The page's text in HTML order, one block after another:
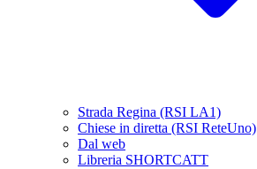
Strada Regina (RSI LA1)
Chiese in diretta (RSI ReteUno)
Dal web
Libreria SHORTCATT